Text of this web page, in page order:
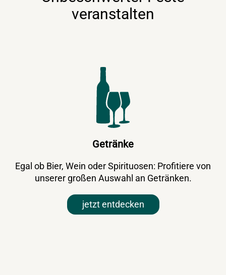
veranstalten
Getränke
Egal ob Bier, Wein oder Spirituosen: Profitiere von
unserer großen Auswahl an Getränken.
jetzt entdecken